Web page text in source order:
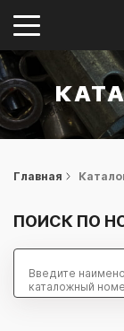
Главная
ПОИСК ПО